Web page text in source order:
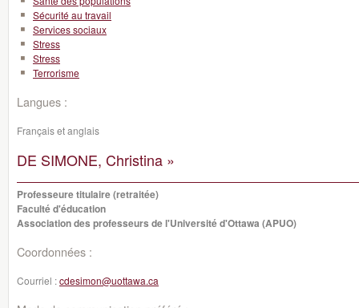
Sécurité au travail
Services sociaux
Stress
Stress
Terrorisme
Langues :
Français et anglais
DE SIMONE, Christina »
Professeure titulaire (retraitée)
Faculté d'éducation
Association des professeurs de l'Université d'Ottawa (APUO)
Coordonnées :
Courriel :cdesimon@uottawa.ca